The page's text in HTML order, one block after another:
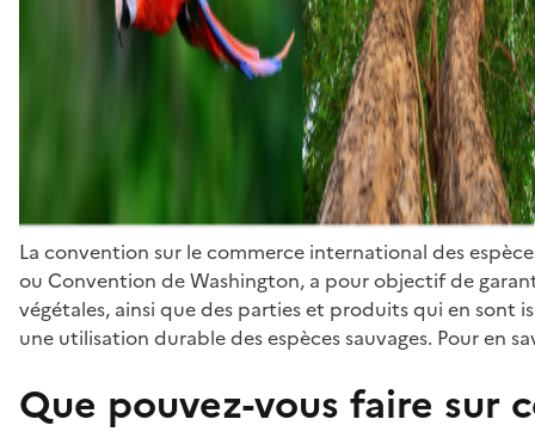
La convention sur le commerce international des
ou Convention de Washington, a pour objectif de
végétales, ainsi que des parties et produits qui en sont
une utilisation durable des espèces sauvages. Pour en
Que pouvez-vous faire sur